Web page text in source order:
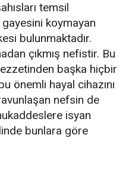
temsil
koymayan
bulunmaktadır.
çıkmış nefistir. Bu
başka hiçbir
önemli hayal cihazını
nefsin de
isyan
bunlara göre